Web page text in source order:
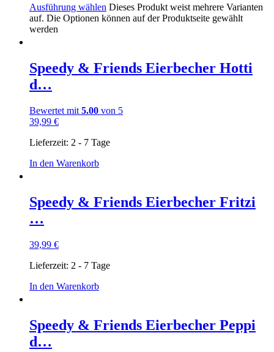
Ausführung wählen Dieses Produkt weist mehrere Varianten
auf. Die Optionen können auf der Produktseite gewählt
werden
Speedy & Friends Eierbecher Hotti
d…
Bewertet mit 5.00 von 5
39,99 €
Lieferzeit: 2 - 7 Tage
In den Warenkorb
Speedy & Friends Eierbecher Fritzi
…
39,99 €
Lieferzeit: 2 - 7 Tage
In den Warenkorb
Speedy & Friends Eierbecher Peppi
d…